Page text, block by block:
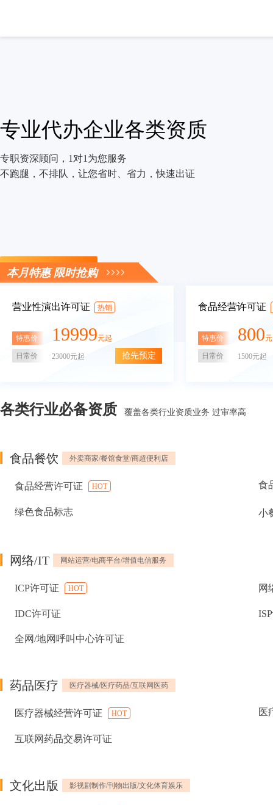
专业代办企业各类资质
专职资深顾问，1对1为您服务
不跑腿，不排队，让您省时、省力，快速出证
立即咨询
本月特惠 限时抢购
营业性演出许可证 热销
特惠价 19999元起
日常价 23000元起 抢先预定
食品经营许可证
特惠价 800
日常价 1500元起
各类行业必备资质 覆盖各类行业资质业务 过审率高
食品餐饮 外卖商家/餐馆食堂/商超便利店
食品经营许可证 HOT 食
绿色食品标志 小
网络/IT 网站运营/电商平台/增值电信服务
ICP许可证 HOT 网
IDC许可证
全网/地网呼叫中心许可证
药品医疗 医疗器械/医疗药品/互联网医药
医疗器械经营许可证 HOT 医
互联网药品交易许可证
文化出版 影视剧制作/刊物出版/文化体育娱乐